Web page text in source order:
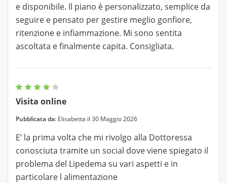
e disponibile. Il piano è personalizzato, semplice da
seguire e pensato per gestire meglio gonfiore,
ritenzione e infiammazione. Mi sono sentita
ascoltata e finalmente capita. Consigliata.
Visita online
Pubblicata da: Elisabetta il 30 Maggio 2026
E’ la prima volta che mi rivolgo alla Dottoressa
conosciuta tramite un social dove viene spiegato il
problema del Lipedema su vari aspetti e in
particolare l alimentazione